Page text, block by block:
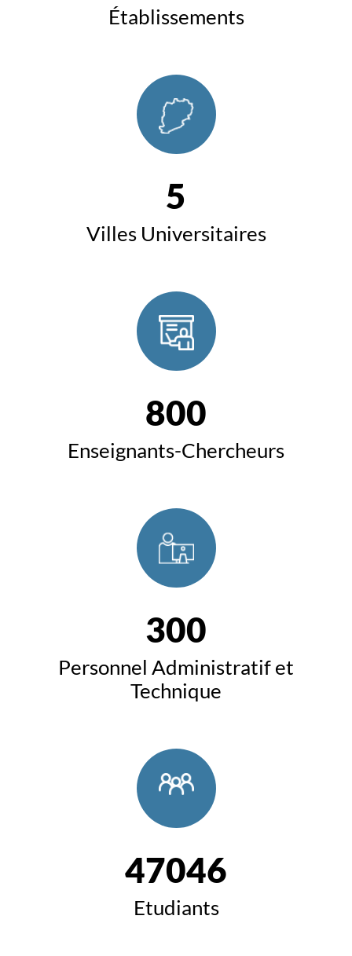
Établissements
5
Villes Universitaires
800
Enseignants-Chercheurs
300
Personnel Administratif et
Technique
47046
Etudiants